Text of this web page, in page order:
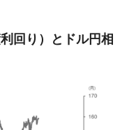
回り）とドル円相